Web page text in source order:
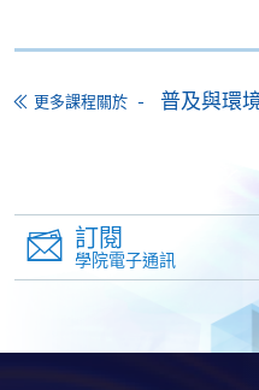
香港永久性居民身份
正本以作認證)；及
如有諮詢請致電黃小姐，
教學/報名中心地址：
https://hkuspace.hku.hk/
更多課程關於 普及與環
訂閱
學院電子通訊